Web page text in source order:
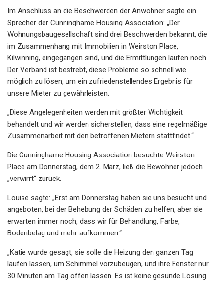
Im Anschluss an die Beschwerden der Anwohner sagte ein
Sprecher der Cunninghame Housing Association: „Der
Wohnungsbaugesellschaft sind drei Beschwerden bekannt, die
im Zusammenhang mit Immobilien in Weirston Place,
Kilwinning, eingegangen sind, und die Ermittlungen laufen noch.
Der Verband ist bestrebt, diese Probleme so schnell wie
möglich zu lösen, um ein zufriedenstellendes Ergebnis für
unsere Mieter zu gewährleisten.
„Diese Angelegenheiten werden mit größter Wichtigkeit
behandelt und wir werden sicherstellen, dass eine regelmäßige
Zusammenarbeit mit den betroffenen Mietern stattfindet.“
Die Cunninghame Housing Association besuchte Weirston
Place am Donnerstag, dem 2. März, ließ die Bewohner jedoch
„verwirrt“ zurück.
Louise sagte: „Erst am Donnerstag haben sie uns besucht und
angeboten, bei der Behebung der Schäden zu helfen, aber sie
erwarten immer noch, dass wir für Behandlung, Farbe,
Bodenbelag und mehr aufkommen.“
„Katie wurde gesagt, sie solle die Heizung den ganzen Tag
laufen lassen, um Schimmel vorzubeugen, und ihre Fenster nur
30 Minuten am Tag offen lassen. Es ist keine gesunde Lösung.